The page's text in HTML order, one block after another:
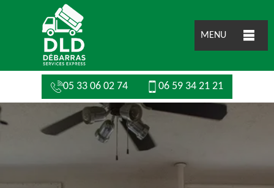
MENU
05 33 06 02 74 06 59 34 21 21